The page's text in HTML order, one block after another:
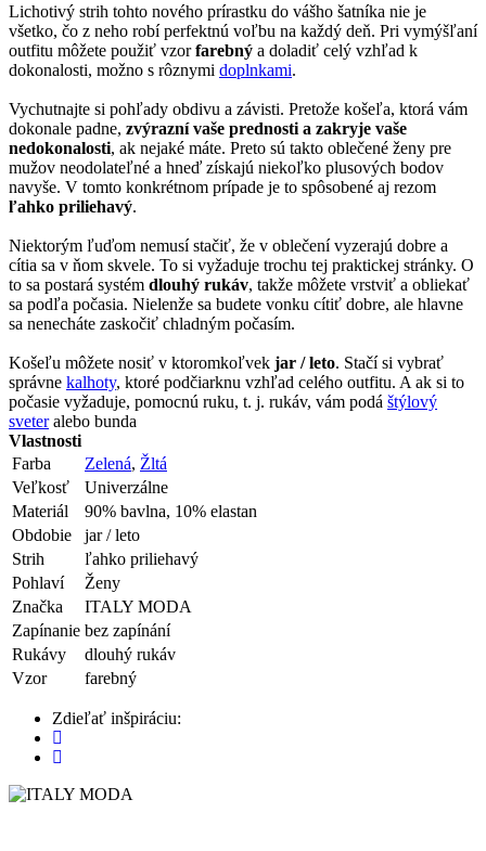
Lichotivý strih tohto nového prírastku do vášho šatníka nie je
všetko, čo z neho robí perfektnú voľbu na každý deň. Pri vymýšľaní
outfitu môžete použiť vzorfarebný a doladiť celý vzhľad k
dokonalosti, možno s rôznymi doplnkami.
Vychutnajte si pohľady obdivu a závisti. Pretože košeľa, ktorá vám
dokonale padne, zvýrazní vaše prednosti a zakryje vaše
nedokonalosti, ak nejaké máte. Preto sú takto oblečené ženy pre
mužov neodolateľné a hneď získajú niekoľko plusových bodov
navyše. V tomto konkrétnom prípade je to spôsobené aj rezom
ľahko priliehavý.
Niektorým ľuďom nemusí stačiť, že v oblečení vyzerajú dobre a
cítia sa v ňom skvele. To si vyžaduje trochu tej praktickej stránky. O
to sa postará systém dlouhý rukáv, takže môžete vrstviť a obliekať
sa podľa počasia. Nielenže sa budete vonku cítiť dobre, ale hlavne
sa nenecháte zaskočiť chladným počasím.
Košeľu môžete nosiť v ktoromkoľvek jar / leto. Stačí si vybrať
správne kalhoty, ktoré podčiarknu vzhľad celého outfitu. A ak si to
počasie vyžaduje, pomocnú ruku, t. j. rukáv, vám podá štýlový
sveteralebo bunda
Vlastnosti
Farba
Zelená, Žltá
Veľkosť
Univerzálne
Materiál
90% bavlna, 10% elastan
Obdobie
jar / leto
Strih
ľahko priliehavý
Pohlaví
Ženy
Značka
ITALY MODA
Zapínanie bez zapínání
Rukávy
dlouhý rukáv
Vzor
farebný
Zdieľať inšpiráciu: